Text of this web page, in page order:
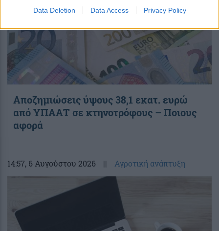
Data Deletion Data Access Privacy Policy
Αποζημιώσεις ύψους 38,1 εκατ. ευρώ
από ΥΠΑΑΤ σε κτηνοτρόφους – Ποιους
αφορά
14:57, 6 Αυγούστου 2026 || Αγροτική ανάπτυξη